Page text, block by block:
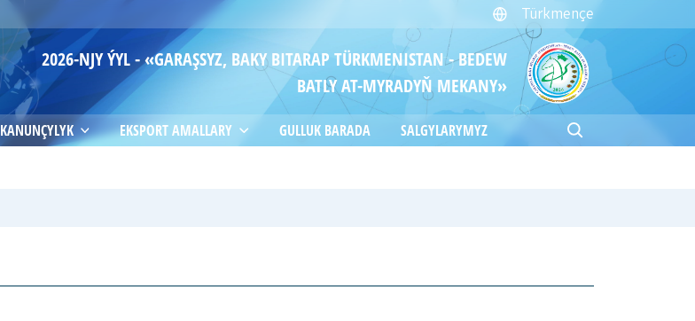
Türkmençe
2026-NJY ÝYL - «GARAŞSYZ, BAKY BITARAP TÜRKMENISTAN - BEDEW
BATLY AT-MYRADYŇ MEKANY»
KANUNÇYLYK EKSPORT AMALLARY GULLUK BARADA SALGYLARYMYZ